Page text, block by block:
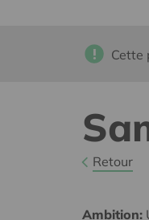
Cette
Retour
Ambition: